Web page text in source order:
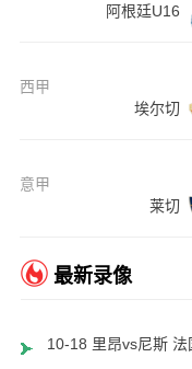
阿根廷U16
西甲
埃尔切
意甲
莱切
最新录像
10-18 里昂vs尼斯